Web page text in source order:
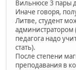
Вильнюсе 3 пары
Иначе говоря,
Литве, студент
администратором
педагога надо
стать).
После степени
преподавания в